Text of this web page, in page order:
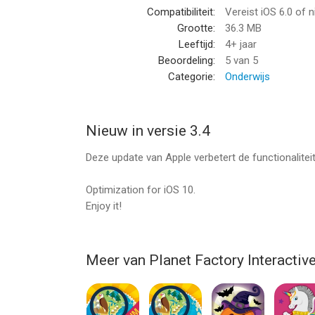
• Geen advertenties van derde partijen
==============================
Hou er alstublieft rekening mee dat we niet
iPod touch met iOS versie 6.0 of hoger, geschikt
Compatibiliteit:
Vereist iOS 6.0 of
Grootte:
36.3 MB
Leeftijd:
4+ jaar
Beoordeling:
5 van 5
Categorie:
Onderwijs
Nieuw in versie 3.4
Deze update van Apple verbetert de
Optimization for iOS 10.
Enjoy it!
Meer van Planet Factory Interactive